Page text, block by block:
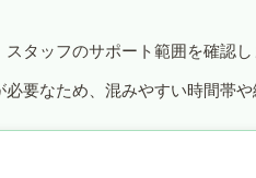
タッフのサポート範囲を確認し
要なため、混みやすい時間帯